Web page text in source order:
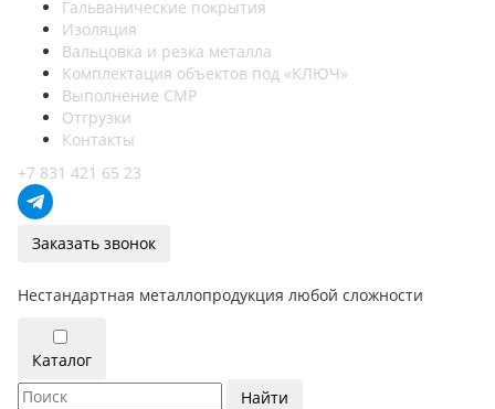
Гальванические покрытия
Изоляция
Вальцовка и резка металла
Комплектация объектов под «КЛЮЧ»
Выполнение СМР
Отгрузки
Контакты
+7 831 421 65 23
Заказать звонок
Нестандартная металлопродукция любой сложности
Каталог
Найти